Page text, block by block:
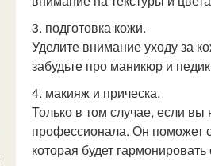
3. подготовка кожи.
Уделите внимание уходу за
забудьте про маникюр и
4. макияж и прическа.
Только в том случае, если
профессионала. Он поможет
которая будет